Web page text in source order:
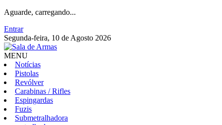
Aguarde, carregando...
Entrar
Segunda-feira, 10 de Agosto 2026
MENU
Notícias
Pistolas
Revólver
Carabinas / Rifles
Espingardas
Fuzis
Submetralhadora